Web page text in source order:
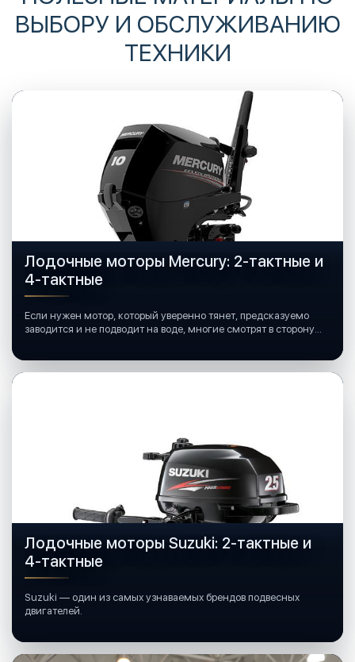
ВЫБОРУ И ОБСЛУЖИВАНИЮ
ТЕХНИКИ
Лодочные моторы Mercury: 2-тактные и
4-тактные
Если нужен мотор, который уверенно тянет, предсказуемо
заводится и не подводит на воде, многие смотрят в сторону
Лодочные моторы Suzuki: 2-тактные и
4-тактные
Suzuki — один из самых узнаваемых брендов подвесных
двигателей.